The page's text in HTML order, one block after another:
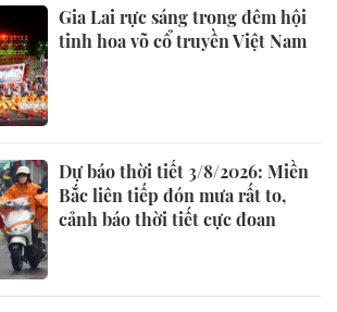
Gia Lai rực sáng trong đêm hội
tinh hoa võ cổ truyền Việt Nam
Dự báo thời tiết 3/8/2026: Miền
Bắc liên tiếp đón mưa rất to,
cảnh báo thời tiết cực đoan